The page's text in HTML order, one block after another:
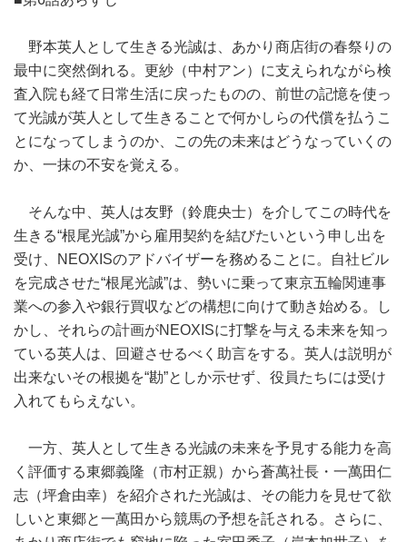
野本英人として生きる光誠は、あかり商店街の春祭りの
最中に突然倒れる。更紗（中村アン）に支えられながら検
査入院も経て日常生活に戻ったものの、前世の記憶を使っ
て光誠が英人として生きることで何かしらの代償を払うこ
とになってしまうのか、この先の未来はどうなっていくの
か、一抹の不安を覚える。
そんな中、英人は友野（鈴鹿央士）を介してこの時代を
生きる“根尾光誠”から雇用契約を結びたいという申し出を
受け、NEOXISのアドバイザーを務めることに。自社ビル
を完成させた“根尾光誠”は、勢いに乗って東京五輪関連事
業への参入や銀行買収などの構想に向けて動き始める。し
かし、それらの計画がNEOXISに打撃を与える未来を知っ
ている英人は、回避させるべく助言をする。英人は説明が
出来ないその根拠を“勘”としか示せず、役員たちには受け
入れてもらえない。
一方、英人として生きる光誠の未来を予見する能力を高
く評価する東郷義隆（市村正親）から蒼萬社長・一萬田仁
志（坪倉由幸）を紹介された光誠は、その能力を見せて欲
しいと東郷と一萬田から競馬の予想を託される。さらに、